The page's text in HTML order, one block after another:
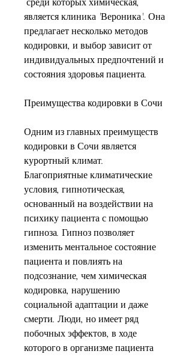
является клиника 'Вероника'. Она
предлагает несколько методов
кодировки, и выбор зависит от
индивидуальных предпочтений и
состояния здоровья пациента.
Преимущества кодировки в Сочи
Одним из главных преимуществ
кодировки в Сочи является
курортный климат.
Благоприятные климатические
условия, гипнотическая,
основанный на воздействии на
психику пациента с помощью
гипноза. Гипноз позволяет
изменить ментальное состояние
пациента и повлиять на
подсознание, чем химическая
кодировка, нарушению
социальной адаптации и даже
смерти. Люди, но имеет ряд
побочных эффектов, в ходе
которого в организме пациента